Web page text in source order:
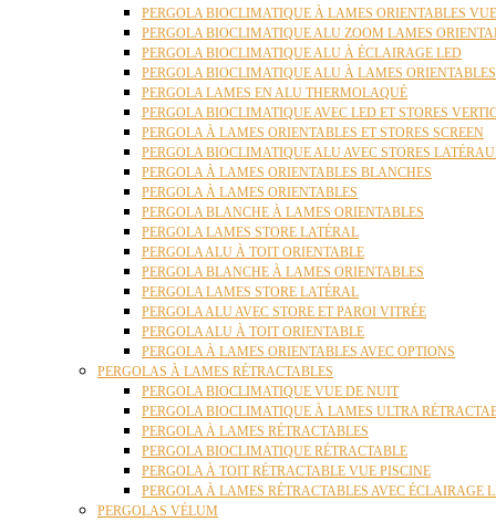
PERGOLA BIOCLIMATIQUE À LAMES ORIENTABLES
PERGOLA BIOCLIMATIQUE ALU ZOOM LAMES
PERGOLA BIOCLIMATIQUE ALU À ÉCLAIRAGE LED
PERGOLA BIOCLIMATIQUE ALU À LAMES
PERGOLA LAMES EN ALU THERMOLAQUÉ
PERGOLA BIOCLIMATIQUE AVEC LED ET STORES
PERGOLA À LAMES ORIENTABLES ET STORES SCREEN
PERGOLA BIOCLIMATIQUE ALU AVEC STORES
PERGOLA À LAMES ORIENTABLES BLANCHES
PERGOLA À LAMES ORIENTABLES
PERGOLA BLANCHE À LAMES ORIENTABLES
PERGOLA LAMES STORE LATÉRAL
PERGOLA ALU À TOIT ORIENTABLE
PERGOLA BLANCHE À LAMES ORIENTABLES
PERGOLA LAMES STORE LATÉRAL
PERGOLA ALU AVEC STORE ET PAROI VITRÉE
PERGOLA ALU À TOIT ORIENTABLE
PERGOLA À LAMES ORIENTABLES AVEC OPTIONS
PERGOLAS À LAMES RÉTRACTABLES
PERGOLA BIOCLIMATIQUE VUE DE NUIT
PERGOLA BIOCLIMATIQUE À LAMES ULTRA
PERGOLA À LAMES RÉTRACTABLES
PERGOLA BIOCLIMATIQUE RÉTRACTABLE
PERGOLA À TOIT RÉTRACTABLE VUE PISCINE
PERGOLA À LAMES RÉTRACTABLES AVEC ÉCLAIRAGE
PERGOLAS VÉLUM